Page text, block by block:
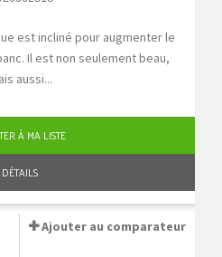
est incliné pour augmenter le
Il est non seulement beau,
aussi...
À MA LISTE
DÉTAILS
Ajouter au comparateur